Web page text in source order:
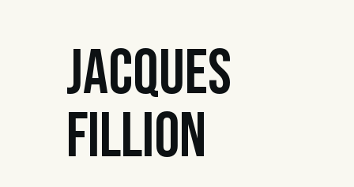
Jacques
Fillion